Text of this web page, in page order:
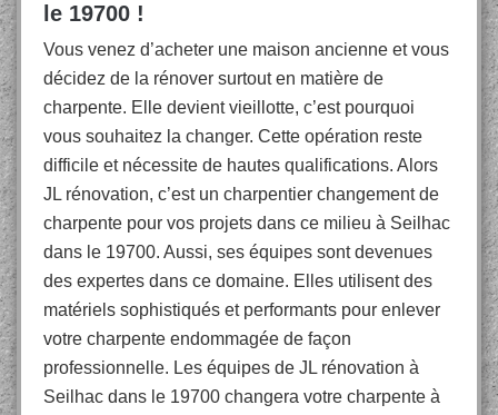
le 19700 !
Vous venez d’acheter une maison ancienne et vous
décidez de la rénover surtout en matière de
charpente. Elle devient vieillotte, c’est pourquoi
vous souhaitez la changer. Cette opération reste
difficile et nécessite de hautes qualifications. Alors
JL rénovation, c’est un charpentier changement de
charpente pour vos projets dans ce milieu à Seilhac
dans le 19700. Aussi, ses équipes sont devenues
des expertes dans ce domaine. Elles utilisent des
matériels sophistiqués et performants pour enlever
votre charpente endommagée de façon
professionnelle. Les équipes de JL rénovation à
Seilhac dans le 19700 changera votre charpente à